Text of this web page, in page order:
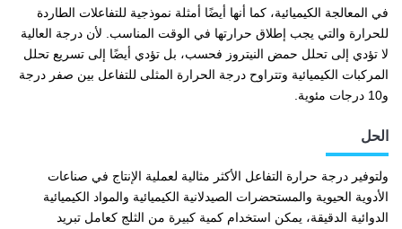
في المعالجة الكيميائية، كما أنها أيضًا أمثلة نموذجية للتفاعلات الطاردة
للحرارة والتي يجب إطلاق حرارتها في الوقت المناسب. لأن درجة العالية
لا تؤدي إلى تحلل حمض النيتروز فحسب، بل تؤدي أيضًا إلى تسريع تحلل
المركبات الكيميائية وتتراوح درجة الحرارة المثلى للتفاعل بين صفر درجة
و10 درجات مئوية.
الحل
ولتوفير درجة حرارة التفاعل الأكثر مثالية لعملية الإنتاج في صناعات
الأدوية الحيوية والمستحضرات الصيدلانية الكيميائية والمواد الكيميائية
الدوائية الدقيقة، يمكن استخدام كمية كبيرة من الثلج كعامل تبريد